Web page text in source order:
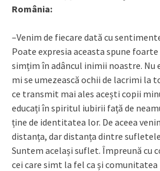
România:
–Venim de fiecare dată cu
Poate expresia aceasta spune foarte
simțim în adâncul inimii noastre. Nu
mi se umezească ochii de lacrimi la
ce transmit mai ales acești copii
educați în spiritul iubirii față de
ține de identitatea lor. De aceea
distanța, dar distanța dintre
Suntem același suflet. Împreună cu
cei care simt la fel ca și comunitatea